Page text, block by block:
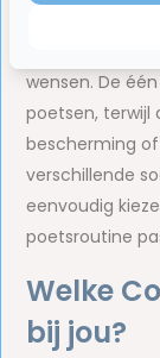
Het fijne aan
wensen. De
poetsen, terwijl
bescherming
verschillende
eenvoudig
poetsroutine
Welke
bij jou?